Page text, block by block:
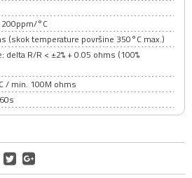
°C
(skok temperature površine 350°C max.)
R/R < ±2% + 0.05 ohms (100%
/ min. 100M ohms